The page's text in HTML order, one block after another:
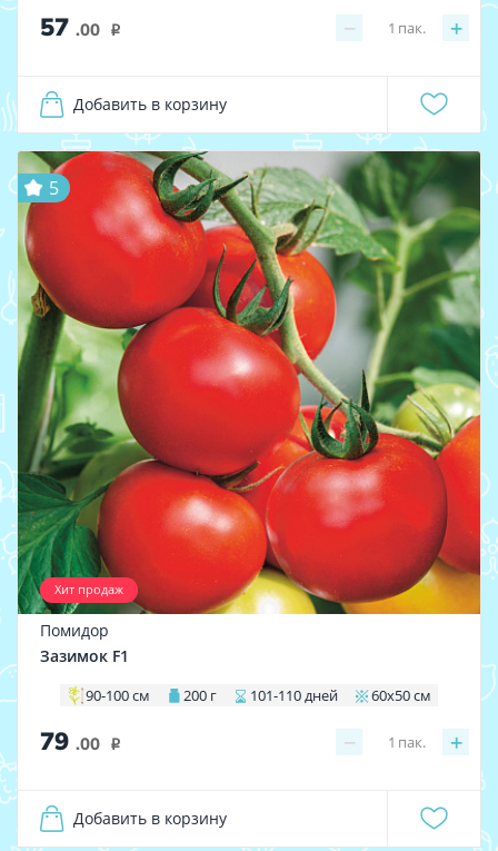
57 .00 i − +
1 пак.
Добавить в корзину
Хит продаж
5
Помидор
Зазимок F1
90-100 см 200 г 101-110 дней 60х50 см
79 .00 i − +
1 пак.
Добавить в корзину